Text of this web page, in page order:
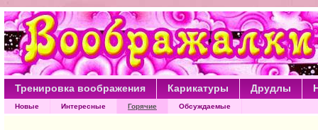
Тренировка воображения Карикатуры Друдлы
Новые Интересные Горячие Обсуждаемые